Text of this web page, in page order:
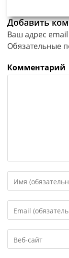
Добавить
Ваш адрес
Обязательные
Комментарий
свое
или
имя
чтобы
свой
адрес,
чтобы
URL